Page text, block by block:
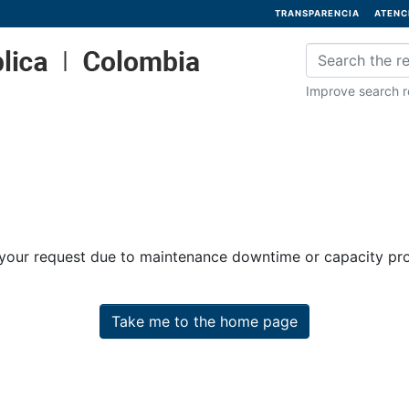
TRANSPARENCIA
Improve search
request due to maintenance downtime or capacity
Take me to the home page